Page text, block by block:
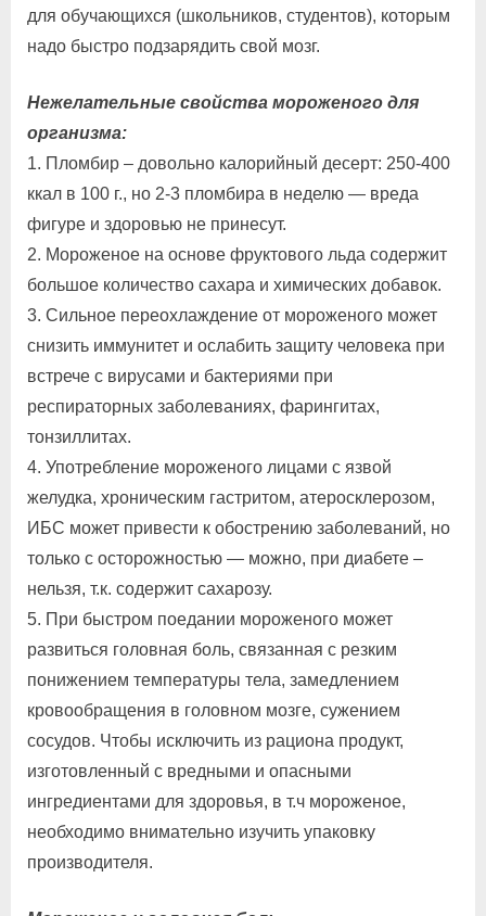
для обучающихся (школьников, студентов), которым
надо быстро подзарядить свой мозг.
Нежелательные свойства мороженого для
организма:
1. Пломбир – довольно калорийный десерт: 250-400
ккал в 100 г., но 2-3 пломбира в неделю — вреда
фигуре и здоровью не принесут.
2. Мороженое на основе фруктового льда содержит
большое количество сахара и химических добавок.
3. Сильное переохлаждение от мороженого может
снизить иммунитет и ослабить защиту человека при
встрече с вирусами и бактериями при
респираторных заболеваниях, фарингитах,
тонзиллитах.
4. Употребление мороженого лицами с язвой
желудка, хроническим гастритом, атеросклерозом,
ИБС может привести к обострению заболеваний, но
только с осторожностью — можно, при диабете –
нельзя, т.к. содержит сахарозу.
5. При быстром поедании мороженого может
развиться головная боль, связанная с резким
понижением температуры тела, замедлением
кровообращения в головном мозге, сужением
сосудов. Чтобы исключить из рациона продукт,
изготовленный с вредными и опасными
ингредиентами для здоровья, в т.ч мороженое,
необходимо внимательно изучить упаковку
производителя.